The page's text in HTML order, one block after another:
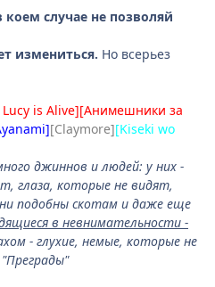
случае не позволяй
измениться. Но всерьез
is Alive][Aнимешники за
[Claymore][Kiseki wo
джиннов и людей: у них -
глаза, которые не видят,
подобны скотам и даже еще
в невнимательности -
- глухие, немые, которые не